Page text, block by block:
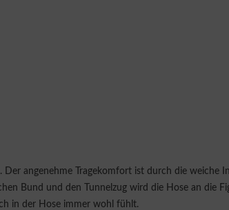
angenehme Tragekomfort ist durch die weiche
Bund und den Tunnelzug wird die Hose an die
in der Hose immer wohl fühlt.